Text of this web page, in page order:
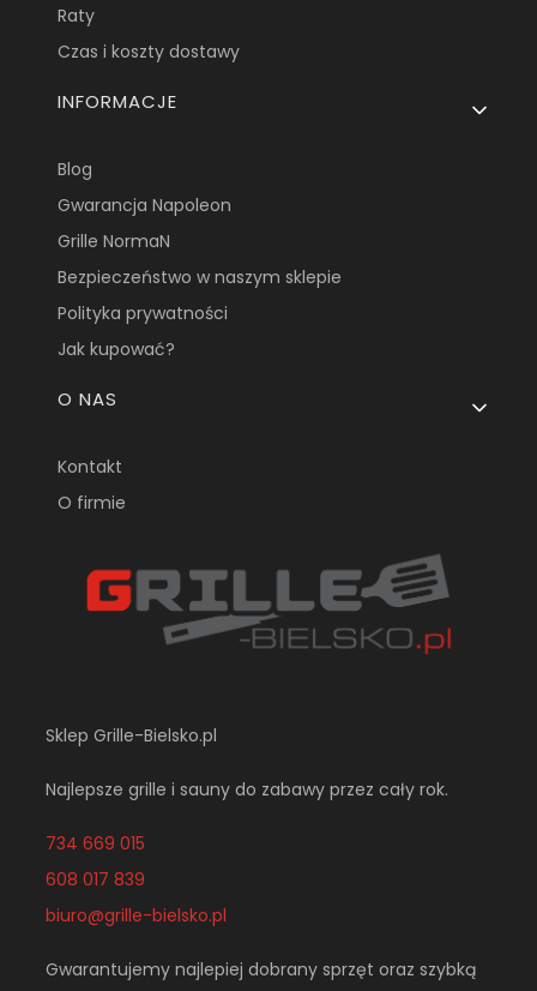
Raty
Czas i koszty dostawy
INFORMACJE
Blog
Gwarancja Napoleon
Grille NormaN
Bezpieczeństwo w naszym sklepie
Polityka prywatności
Jak kupować?
O NAS
Kontakt
O firmie
Sklep Grille-Bielsko.pl
Najlepsze grille i sauny do zabawy przez cały rok.
734 669 015
608 017 839
biuro@grille-bielsko.pl
Gwarantujemy najlepiej dobrany sprzęt oraz szybką